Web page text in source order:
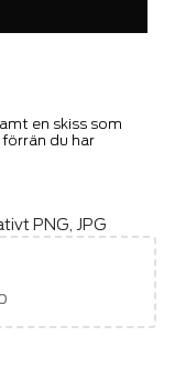
en skiss som
du har
PNG, JPG